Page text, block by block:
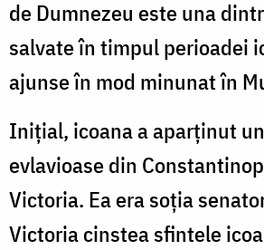
de Dumnezeu este una
salvate în timpul perioadei
ajunse în mod minunat în
Inițial, icoana a aparținut
evlavioase din
Victoria. Ea era soția
Victoria cinstea sfintele